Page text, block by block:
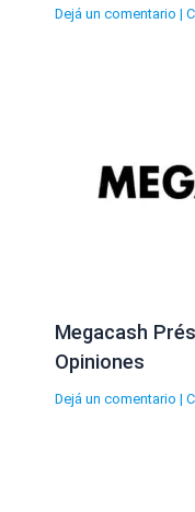
Dejá un comentario |
Megacash
Opiniones
Dejá un comentario |